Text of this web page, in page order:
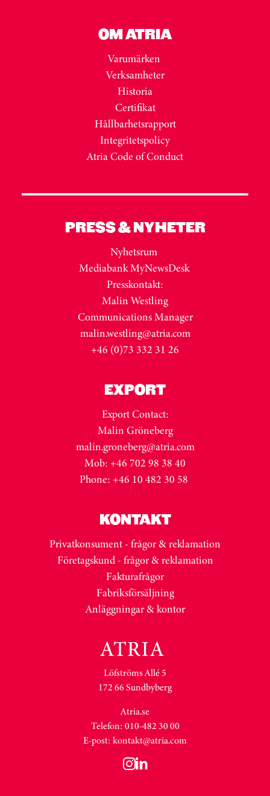
OM ATRIA
Varumärken
Verksamheter
Historia
Certifikat
Hållbarhetsrapport
Integritetspolicy
Atria Code of Conduct
PRESS & NYHETER
Nyhetsrum
Mediabank MyNewsDesk
Presskontakt:
Malin Westling
Communications Manager
malin.westling@atria.com
+46 (0)73 332 31 26
EXPORT
Export Contact:
Malin Gröneberg
malin.groneberg@atria.com
Mob: +46 702 98 38 40
Phone: +46 10 482 30 58
KONTAKT
Privatkonsument - frågor & reklamation
Företagskund - frågor & reklamation
Fakturafrågor
Fabriksförsäljning
Anläggningar & kontor
Löfströms Allé 5
172 66 Sundbyberg
Atria.se
Telefon: 010-482 30 00
E-post: kontakt@atria.com